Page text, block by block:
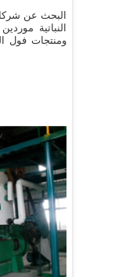
البحث عن
النباتية
ومنتجات فول